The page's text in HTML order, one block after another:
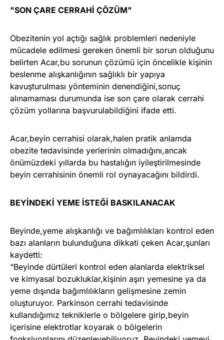
"SON ÇARE CERRAHİ ÇÖZÜM"
Obezitenin yol açtığı sağlık problemleri nedeniyle
mücadele edilmesi gereken önemli bir sorun olduğunu
belirten Acar,bu sorunun çözümü için öncelikle kişinin
beslenme alışkanlığının sağlıklı bir yapıya
kavuşturulması yönteminin denendiğini,sonuç
alınamaması durumunda ise son çare olarak cerrahi
çözüm yollarına başvurulabildiğini ifade etti.
Acar,beyin cerrahisi olarak,halen pratik anlamda
obezite tedavisinde yerlerinin olmadığını,ancak
önümüzdeki yıllarda bu hastalığın iyileştirilmesinde
beyin cerrahisinin önemli rol oynayacağını bildirdi.
BEYİNDEKİ YEME İSTEĞİ BASKILANACAK
Beyinde,yeme alışkanlığı ve bağımlılıkları kontrol eden
bazı alanların bulunduğuna dikkati çeken Acar,şunları
kaydetti:
“Beyinde dürtüleri kontrol eden alanlarda elektriksel
ve kimyasal bozukluklar,kişinin aşırı yemesine ya da
yeme dışında bağımlılıkların gelişmesine zemin
oluşturuyor. Parkinson cerrahi tedavisinde
kullandığımız tekniklerle o bölgelere girip,beyin
içerisine elektrotlar koyarak o bölgelerin